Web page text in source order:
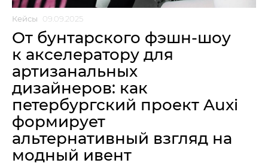
Кейсы 09.09.2025
От бунтарского фэшн-шоу
к акселератору для
артизанальных
дизайнеров: как
петербургский проект Auxi
формирует
альтернативный взгляд на
модный ивент